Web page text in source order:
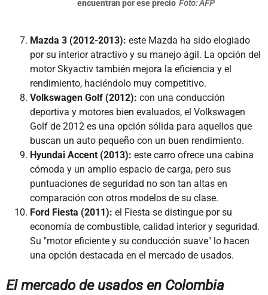
encuentran por ese precio Foto: AFP
Mazda 3 (2012-2013): este Mazda ha sido elogiado
por su interior atractivo y su manejo ágil. La opción del
motor Skyactiv también mejora la eficiencia y el
rendimiento, haciéndolo muy competitivo.
Volkswagen Golf (2012): con una conducción
deportiva y motores bien evaluados, el Volkswagen
Golf de 2012 es una opción sólida para aquellos que
buscan un auto pequeño con un buen rendimiento.
Hyundai Accent (2013): este carro ofrece una cabina
cómoda y un amplio espacio de carga, pero sus
puntuaciones de seguridad no son tan altas en
comparación con otros modelos de su clase.
Ford Fiesta (2011): el Fiesta se distingue por su
economía de combustible, calidad interior y seguridad.
Su "motor eficiente y su conducción suave" lo hacen
una opción destacada en el mercado de usados.
El mercado de usados en Colombia